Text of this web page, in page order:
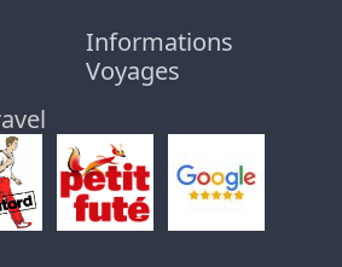
Informations
Voyages